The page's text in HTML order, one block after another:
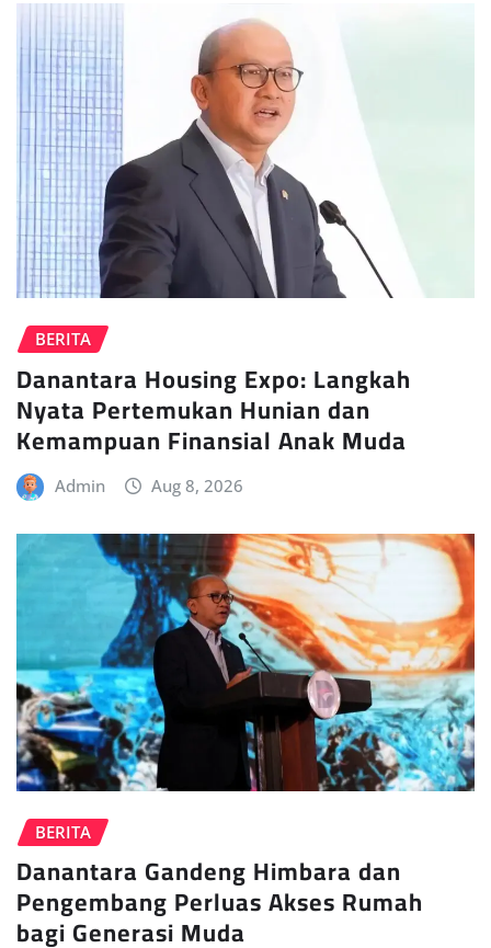
BERITA
Danantara Housing Expo: Langkah
Nyata Pertemukan Hunian dan
Kemampuan Finansial Anak Muda
Admin Aug 8, 2026
BERITA
Danantara Gandeng Himbara dan
Pengembang Perluas Akses Rumah
bagi Generasi Muda